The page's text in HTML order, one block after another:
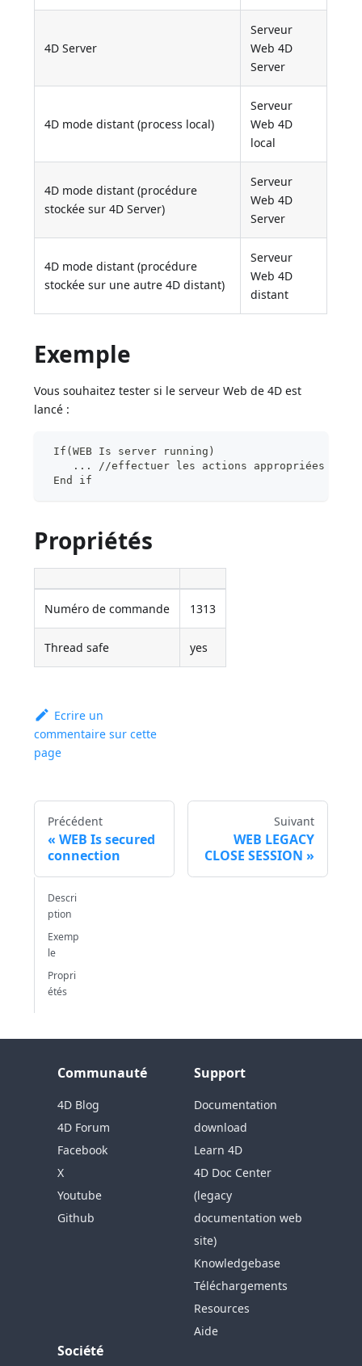
4D Server
Serveur
Web 4D
Server
4D mode distant (process local)
Serveur
Web 4D
local
4D mode distant (procédure
stockée sur 4D Server)
Serveur
Web 4D
Server
4D mode distant (procédure
stockée sur une autre 4D distant)
Serveur
Web 4D
distant
Exemple
Vous souhaitez tester si le serveur Web de 4D est
lancé :
If(WEB Is server running)
... //effectuer les actions appropriées
End if
Propriétés
Numéro de commande 1313
Thread safe yes
Ecrire un
commentaire sur cette
page
Précédent
WEB Is secured
connection
Suivant
WEB LEGACY
CLOSE SESSION
Descri
ption
Exemp
le
Propri
étés
Communauté
4D Blog
4D Forum
Facebook
X
Youtube
Github
Support
Documentation
download
Learn 4D
4D Doc Center
(legacy
documentation web
site)
Knowledgebase
Téléchargements
Resources
Aide
Société